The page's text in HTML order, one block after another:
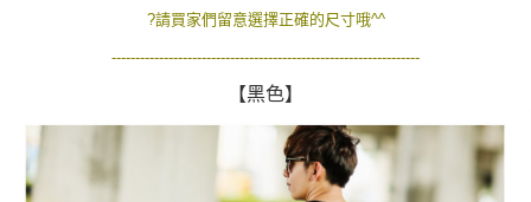
２．訂單成立數日內，您將收到繳費通知簡訊。
ATM／網路銀行／等多元方式進行付款，方視為交易完成。
購買商品的店家。未經商家同意取消之訂單仍視為有效，需透過AFTEE先享
※ 交易是否成功請以「AFTEE先享後付 」之結帳頁面顯示為準，若有關於
是否繳費成功／繳費後需取消欲退款等相關疑問，請聯繫「AFTEE先享後付
客戶支援中心」
https://netprotections.freshdesk.com/support/home
每筆NT$80，滿NT$1,800(含以上)免運費
7-11付款取貨
每筆NT$80，滿NT$1,800(含以上)免運費
每筆NT$80，滿NT$1,800(含以上)免運費
?請買家們留意選擇正確的尺寸哦^^
-----------------------------------------------------------------
【黑色】